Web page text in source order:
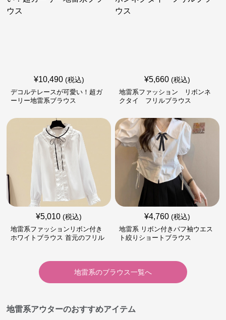
¥10,490 (税込)
デコルテレースが可愛い！超ガ
ーリー地雷系ブラウス
¥5,660 (税込)
地雷系ファッション リボンネ
クタイ フリルブラウス
¥5,010 (税込)
地雷系ファッションリボン付き
ホワイトブラウス 首元のフリル
¥4,760 (税込)
地雷系 リボン付きパフ袖ウエス
ト絞りショートブラウス
地雷系のブラウス一覧へ
地雷系アウターのおすすめアイテム